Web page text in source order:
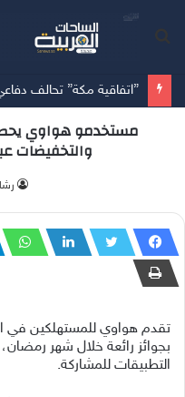
مستخدمو هواوي
والتخفيضات
تقدم هواوي للمستهلكين في
بجوائز رائعة خلال شهر
التطبيقات للمشاركة.